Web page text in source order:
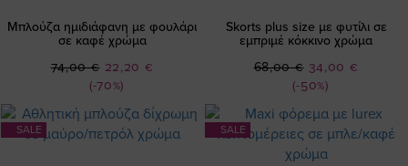
Μπλούζα ημιδιάφανη με φουλάρι
σε καφέ χρώμα
(-70%)
Ειδική
Τιμή
22,20 €
74,00 €
Skorts plus size με φυτίλι σε
εμπριμέ κόκκινο χρώμα
(-50%)
Ειδική
Τιμή
34,00 €
68,00 €
SALE SALE